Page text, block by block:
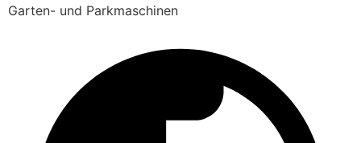
Garten- und Parkmaschinen